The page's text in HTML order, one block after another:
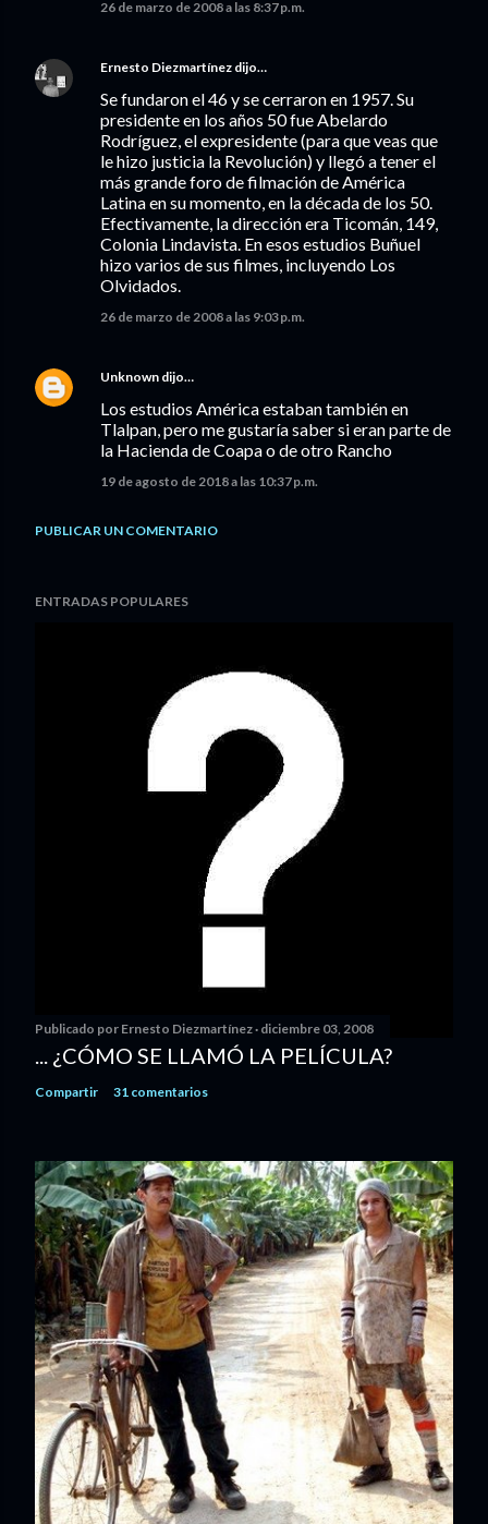
26 de marzo de 2008 a las 8:37 p.m.
Ernesto Diezmartínez dijo…
Se fundaron el 46 y se cerraron en 1957. Su
presidente en los años 50 fue Abelardo
Rodríguez, el expresidente (para que veas que
le hizo justicia la Revolución) y llegó a tener el
más grande foro de filmación de América
Latina en su momento, en la década de los 50.
Efectivamente, la dirección era Ticomán, 149,
Colonia Lindavista. En esos estudios Buñuel
hizo varios de sus filmes, incluyendo Los
Olvidados.
26 de marzo de 2008 a las 9:03 p.m.
Unknown dijo…
Los estudios América estaban también en
Tlalpan, pero me gustaría saber si eran parte de
la Hacienda de Coapa o de otro Rancho
19 de agosto de 2018 a las 10:37 p.m.
PUBLICAR UN COMENTARIO
ENTRADAS POPULARES
Publicado por Ernesto Diezmartínez diciembre 03, 2008
... ¿CÓMO SE LLAMÓ LA PELÍCULA?
Compartir 31 comentarios